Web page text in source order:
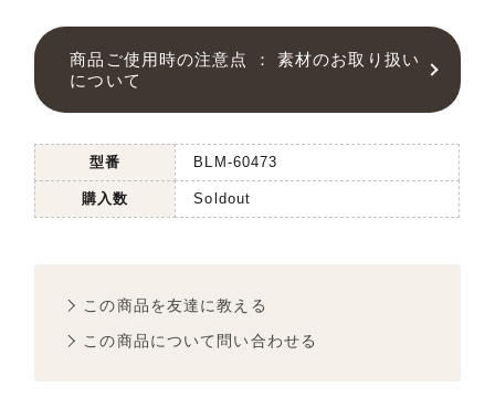
商品ご使用時の注意点 ： 素材のお取り扱い
について
型番 BLM-60473
購入数 Soldout
この商品を友達に教える
この商品について問い合わせる